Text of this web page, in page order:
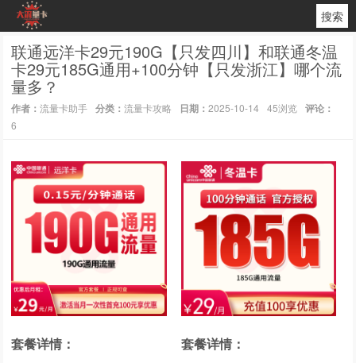
搜索
联通远洋卡29元190G【只发四川】和联通冬温
卡29元185G通用+100分钟【只发浙江】哪个流
量多？
作者：流量卡助手 分类：流量卡攻略 日期：2025-10-14 45浏览 评论：
6
套餐详情：
套餐详情：